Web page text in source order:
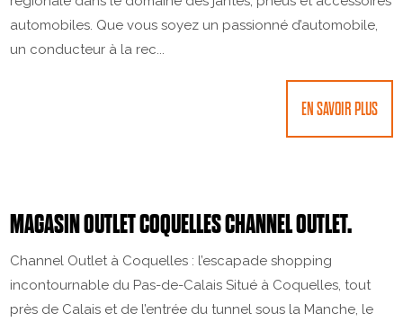
automobiles. Que vous soyez un passionné d’automobile,
un conducteur à la rec...
EN SAVOIR PLUS
MAGASIN OUTLET COQUELLES CHANNEL OUTLET.
Channel Outlet à Coquelles : l’escapade shopping
incontournable du Pas-de-Calais Situé à Coquelles, tout
près de Calais et de l’entrée du tunnel sous la Manche, le